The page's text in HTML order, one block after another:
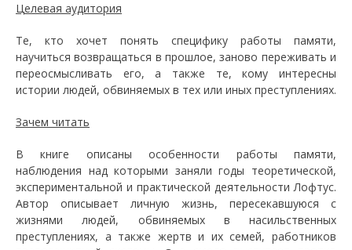
Целевая аудитория
Те, кто хочет понять специфику работы памяти,
научиться возвращаться в прошлое, заново переживать и
переосмысливать его, а также те, кому интересны
истории людей, обвиняемых в тех или иных преступлениях.
Зачем читать
В книге описаны особенности работы памяти,
наблюдения над которыми заняли годы теоретической,
экспериментальной и практической деятельности Лофтус.
Автор описывает личную жизнь, пересекавшуюся с
жизнями людей, обвиняемых в насильственных
преступлениях, а также жертв и их семей, работников